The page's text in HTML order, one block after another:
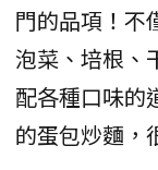
門的品項！不
泡菜、培根、
配各種口味的
的蛋包炒麵，